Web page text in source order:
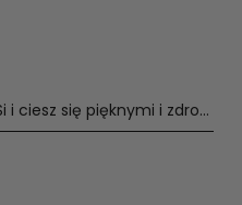
i ciesz się pięknymi i